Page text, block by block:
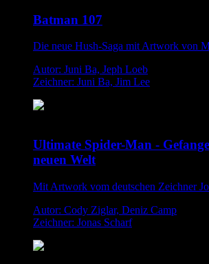
Batman 107
Die neue Hush-Saga mit Artwork von
Autor: Juni Ba, Jeph Loeb
Zeichner: Juni Ba, Jim Lee
Ultimate Spider-Man -
neuen Welt
Mit Artwork vom deutschen Zeichner
Autor: Cody Ziglar, Deniz Camp
Zeichner: Jonas Scharf